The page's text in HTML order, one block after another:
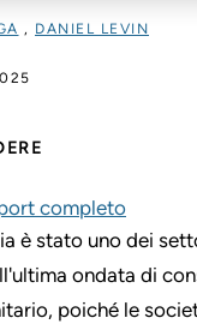
, DANIEL LEVIN
completo
è stato uno dei
ondata di
poiché le